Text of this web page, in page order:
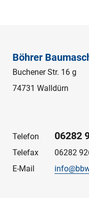
Böhrer
Buchener Str. 16 g
74731 Walldürn
Telefon 06282
Telefax
06282
E-Mail